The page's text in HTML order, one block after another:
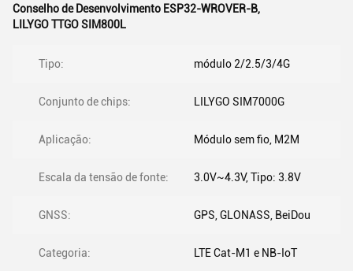
Conselho de Desenvolvimento ESP32-WROVER-B,
LILYGO TTGO SIM800L
Tipo: módulo 2/2.5/3/4G
Conjunto de chips: LILYGO SIM7000G
Aplicação: Módulo sem fio, M2M
Escala da tensão de fonte: 3.0V~4.3V, Tipo: 3.8V
GNSS: GPS, GLONASS, BeiDou
Categoria: LTE Cat-M1 e NB-IoT